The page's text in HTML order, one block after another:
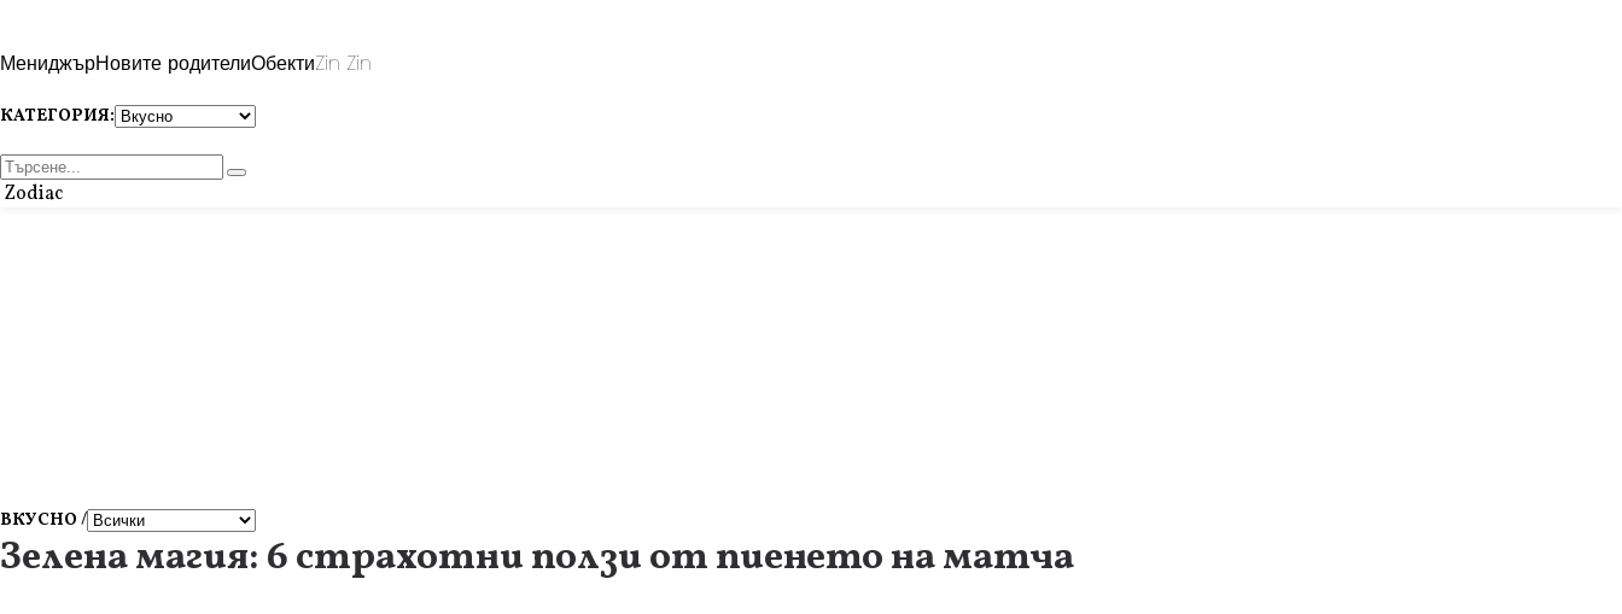
МениджърНовите родителиОбектиZin Zin
КАТЕГОРИЯ:
Zodiac
ВКУСНО /
Зелена магия: 6 страхотни ползи от пиенето на матча